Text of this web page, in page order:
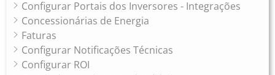
Configurar Portais dos Inversores - Integrações
Concessionárias de Energia
Faturas
Configurar Notificações Técnicas
Configurar ROI